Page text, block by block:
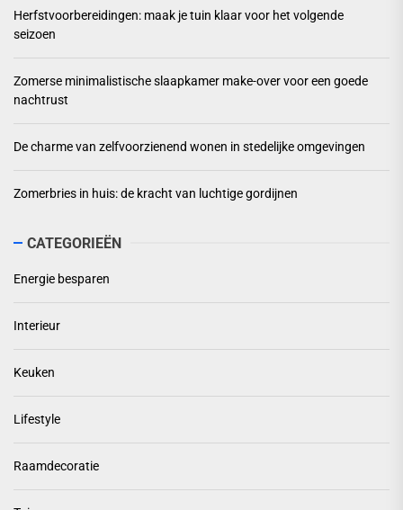
Herfstvoorbereidingen: maak je tuin klaar voor het volgende
seizoen
Zomerse minimalistische slaapkamer make-over voor een goede
nachtrust
De charme van zelfvoorzienend wonen in stedelijke omgevingen
Zomerbries in huis: de kracht van luchtige gordijnen
CATEGORIEËN
Energie besparen
Interieur
Keuken
Lifestyle
Raamdecoratie